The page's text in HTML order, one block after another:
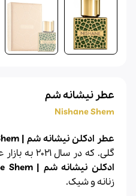
عطر نیشانه شم
Nishane Shem
عطر ادکلن نیشانه شم | Nishane Shem
گلی. که در سال 2021 به بازار عطر و ادکلن عرضه شد.
ادکلن نیشانه شم | Nishane Shem
زنانه و شیک.